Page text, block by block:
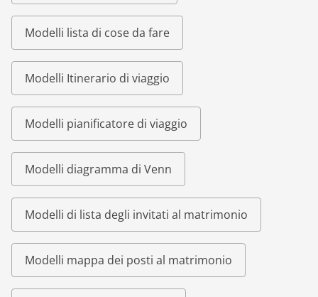
Modelli lista di cose da fare
Modelli Itinerario di viaggio
Modelli pianificatore di viaggio
Modelli diagramma di Venn
Modelli di lista degli invitati al matrimonio
Modelli mappa dei posti al matrimonio